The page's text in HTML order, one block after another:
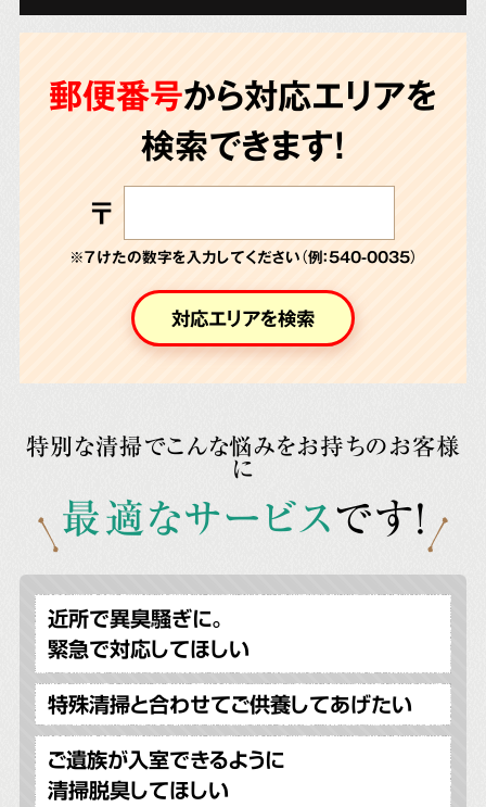
郵便番号から対応エリアを
検索できます!
〒
※７けたの数字を入力してください（例：540-0035）
対応エリアを検索
特別な清掃でこんな悩みをお持ちのお客様
に
最適なサービスです!
近所で異臭騒ぎに。
緊急で対応してほしい
特殊清掃と合わせてご供養してあげたい
ご遺族が入室できるように
清掃脱臭してほしい